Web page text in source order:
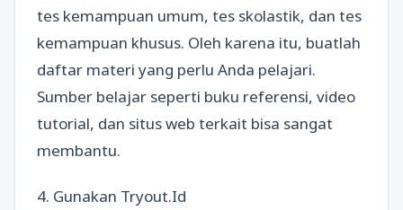
tes kemampuan umum, tes skolastik, dan tes
kemampuan khusus. Oleh karena itu, buatlah
daftar materi yang perlu Anda pelajari.
Sumber belajar seperti buku referensi, video
tutorial, dan situs web terkait bisa sangat
membantu.
4. Gunakan Tryout.Id